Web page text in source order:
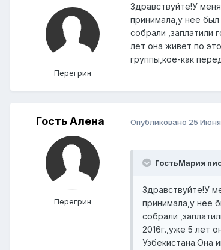
Перегрин
Здравствуйте!У
принимала,у нее
собрали ,заплатили
лет она живет по
группы,кое-как
Гость Алена
Перегрин
Опубликовано 25 Июня
ГостьМария
Здравствуйте!У
принимала,у нее
собрали
2016г.,уже 5 лет
Узбекистана.Она